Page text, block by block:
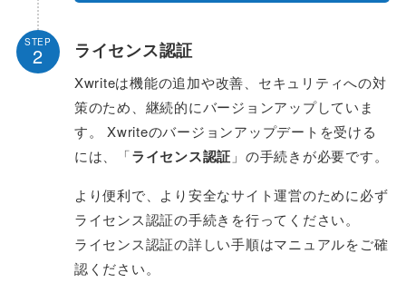
STEP
2 ライセンス認証
Xwriteは機能の追加や改善、セキュリティへの対
策のため、継続的にバージョンアップしていま
す。 Xwriteのバージョンアップデートを受ける
には、「ライセンス認証 」の手続きが必要です。
より便利で、より安全なサイト運営のために必ず
ライセンス認証の手続きを行ってください。
ライセンス認証の詳しい手順はマニュアルをご確
認ください。